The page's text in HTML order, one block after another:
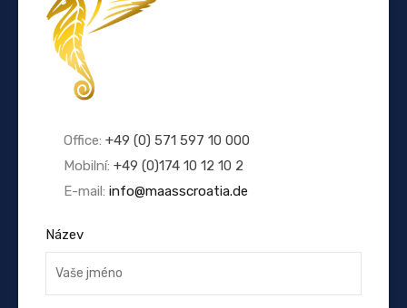
Office: +49 (0) 571 597 10 000
Mobilní: +49 (0)174 10 12 10 2
E-mail: info@maasscroatia.de
Název